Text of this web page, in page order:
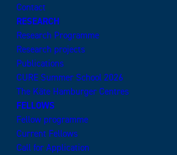
Contact
RESEARCH
Research Programme
Research projects
Publications
CURE Summer School 2026
The Käte Hamburger Centres
FELLOWS
Fellow programme
Current Fellows
Call for Application